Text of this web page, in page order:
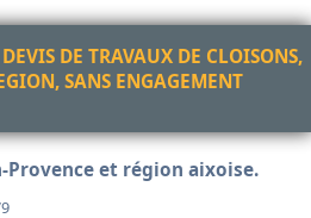
DE TRAVAUX DE CLOISONS,
SANS ENGAGEMENT
et région aixoise.